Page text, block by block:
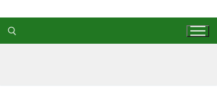
Inhalt
springen